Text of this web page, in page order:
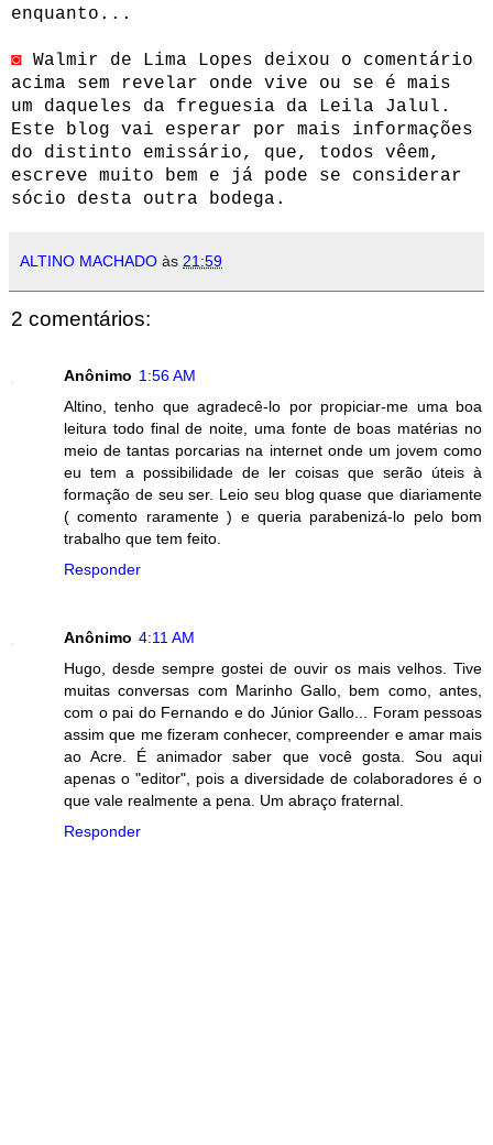
enquanto...
◙ Walmir de Lima Lopes deixou o comentário
acima sem revelar onde vive ou se é mais
um daqueles da freguesia da Leila Jalul.
Este blog vai esperar por mais informações
do distinto emissário, que, todos vêem,
escreve muito bem e já pode se considerar
sócio desta outra bodega.
ALTINO MACHADO às 21:59
2 comentários:
Anônimo 1:56 AM
Altino, tenho que agradecê-lo por propiciar-me uma boa
leitura todo final de noite, uma fonte de boas matérias no
meio de tantas porcarias na internet onde um jovem como
eu tem a possibilidade de ler coisas que serão úteis à
formação de seu ser. Leio seu blog quase que diariamente
( comento raramente ) e queria parabenizá-lo pelo bom
trabalho que tem feito.
Responder
Anônimo 4:11 AM
Hugo, desde sempre gostei de ouvir os mais velhos. Tive
muitas conversas com Marinho Gallo, bem como, antes,
com o pai do Fernando e do Júnior Gallo... Foram pessoas
assim que me fizeram conhecer, compreender e amar mais
ao Acre. É animador saber que você gosta. Sou aqui
apenas o "editor", pois a diversidade de colaboradores é o
que vale realmente a pena. Um abraço fraternal.
Responder